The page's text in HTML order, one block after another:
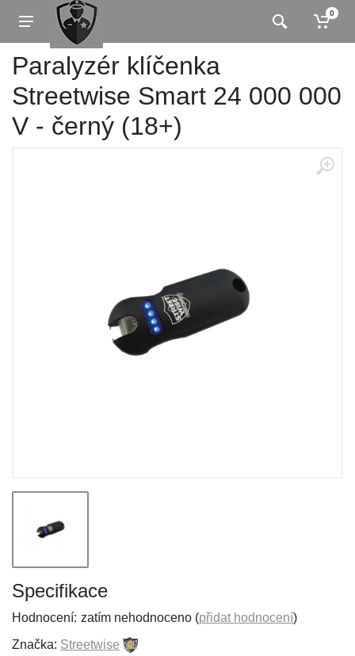
0
Paralyzér klíčenka
Streetwise Smart 24 000 000
V - černý (18+)
Specifikace
Hodnocení: zatím nehodnoceno (přidat hodnocení)
Značka: Streetwise